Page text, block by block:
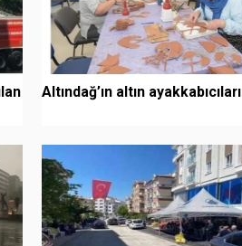
Altındağ’ın altın ayakkabıcıları